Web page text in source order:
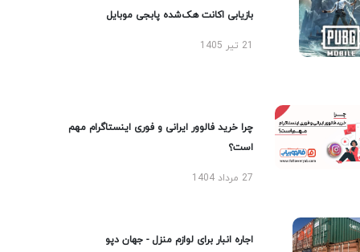
بازیابی اکانت هک‌شده پابجی موبایل
چرا خرید فالوور ایرانی و فوری اینستاگرام مهم
است؟
27 مرداد 1404
اجاره انبار برای لوازم منزل - جهان دپو